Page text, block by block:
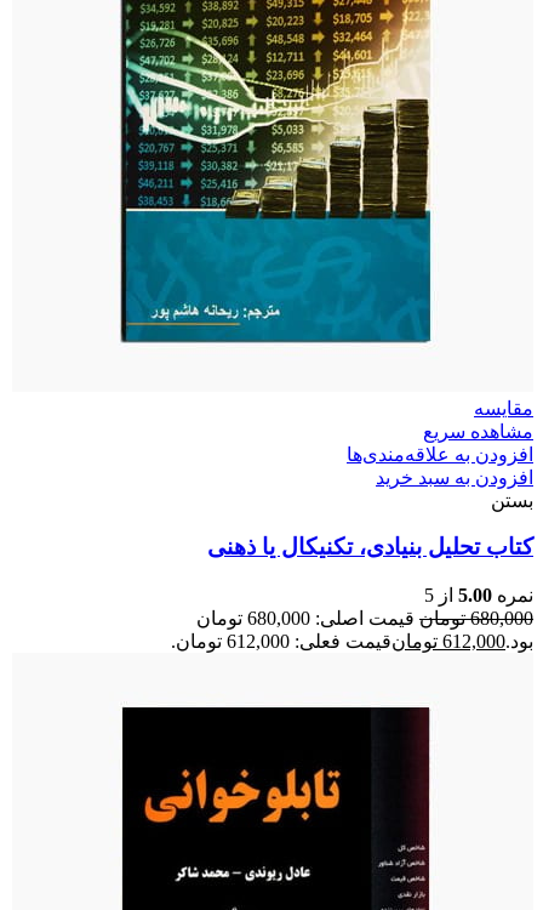
مقایسه
مشاهده سریع
افزودن به علاقه‌مندی‌ها
افزودن به سبد خرید
بستن
کتاب تحلیل بنیادی، تکنیکال یا ذهنی
نمره 5.00 از 5
680,000 تومان
قیمت اصلی: 680,000 تومان
بود.612,000 تومانقیمت فعلی: 612,000 تومان.